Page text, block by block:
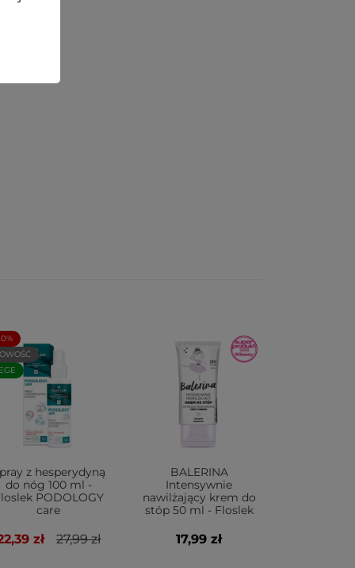
z hesperydyną
do nóg 100 ml -
PODOLOGY
care
zł 27,99 zł
BALERINA
Intensywnie
nawilżający krem do
stóp 50 ml - Floslek
17,99 zł